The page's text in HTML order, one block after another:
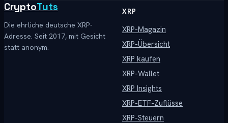
CryptoTuts
Die ehrliche deutsche XRP-
Adresse. Seit 2017, mit Gesicht
statt anonym.
XRP
XRP-Magazin
XRP-Übersicht
XRP kaufen
XRP-Wallet
XRP Insights
XRP-ETF-Zuflüsse
XRP-Steuern